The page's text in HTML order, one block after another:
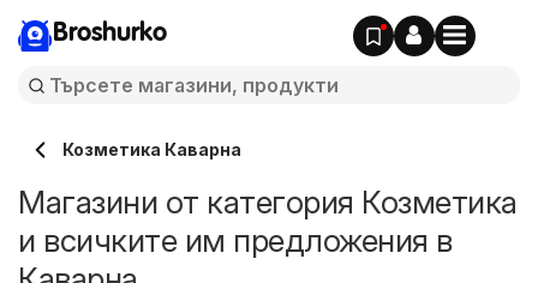
Broshurko
Козметика Каварна
Магазини от категория Козметика
и всичките им предложения в